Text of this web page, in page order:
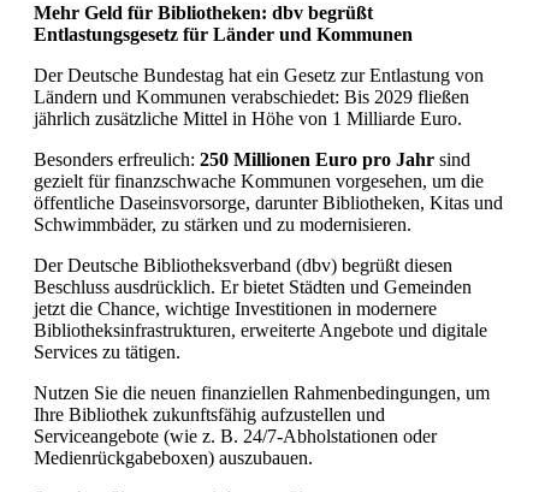
Mehr Geld für Bibliotheken: dbv begrüßt
Entlastungsgesetz für Länder und Kommunen
Der Deutsche Bundestag hat ein Gesetz zur Entlastung von
Ländern und Kommunen verabschiedet: Bis 2029 fließen
jährlich zusätzliche Mittel in Höhe von 1 Milliarde Euro.
Besonders erfreulich: 250 Millionen Euro pro Jahr sind
gezielt für finanzschwache Kommunen vorgesehen, um die
öffentliche Daseinsvorsorge, darunter Bibliotheken, Kitas und
Schwimmbäder, zu stärken und zu modernisieren.
Der Deutsche Bibliotheksverband (dbv) begrüßt diesen
Beschluss ausdrücklich. Er bietet Städten und Gemeinden
jetzt die Chance, wichtige Investitionen in modernere
Bibliotheksinfrastrukturen, erweiterte Angebote und digitale
Services zu tätigen.
Nutzen Sie die neuen finanziellen Rahmenbedingungen, um
Ihre Bibliothek zukunftsfähig aufzustellen und
Serviceangebote (wie z. B. 24/7-Abholstationen oder
Medienrückgabeboxen) auszubauen.